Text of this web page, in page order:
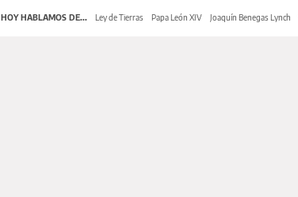
HOY HABLAMOS DE... Ley de Tierras Papa León XIV Joaquín Benegas Lynch